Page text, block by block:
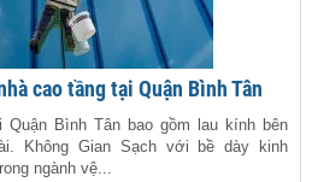
cao tầng tại Quận Bình Tân
Bình Tân bao gồm lau kính bên
Không Gian Sạch với bề dày kinh
ngành vệ...